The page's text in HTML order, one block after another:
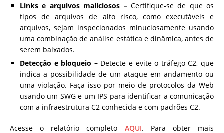
Links e arquivos maliciosos –Certifique-se de que os
tipos de arquivos de alto risco, como executáveis e
arquivos, sejam inspecionados minuciosamente usando
uma combinação de análise estática e dinâmica, antes de
serem baixados.
Detecção e bloqueio –Detecte e evite o tráfego C2, que
indica a possibilidade de um ataque em andamento ou
uma violação. Faça isso por meio de protocolos da Web
usando um SWG e um IPS para identificar a comunicação
com a infraestrutura C2 conhecida e com padrões C2.
Acesse o relatório completo AQUI. Para obter mais